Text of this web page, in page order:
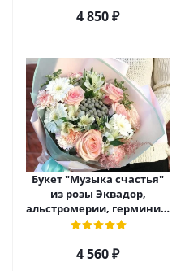
4 850₽
Букет "Музыка счастья"
из розы Эквадор,
альстромерии, гермини и
диантуса (гвоздики) арт.
4 560₽